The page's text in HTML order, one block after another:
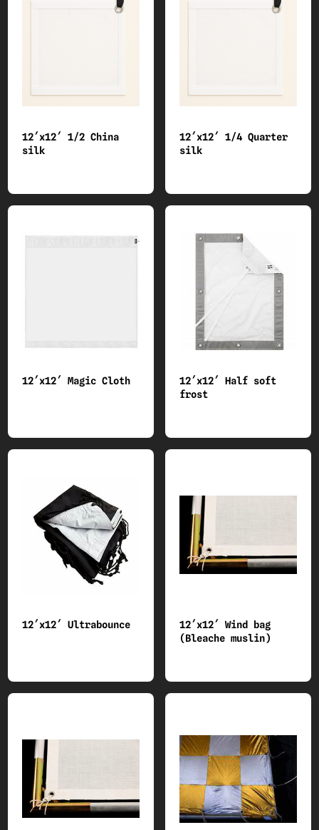
12´x12´ 1/2 China
silk
12´x12´ 1/4 Quarter
silk
12´x12´ Magic Cloth
12´x12´ Half soft
frost
12´x12´ Ultrabounce
12´x12´ Wind bag
(Bleache muslin)